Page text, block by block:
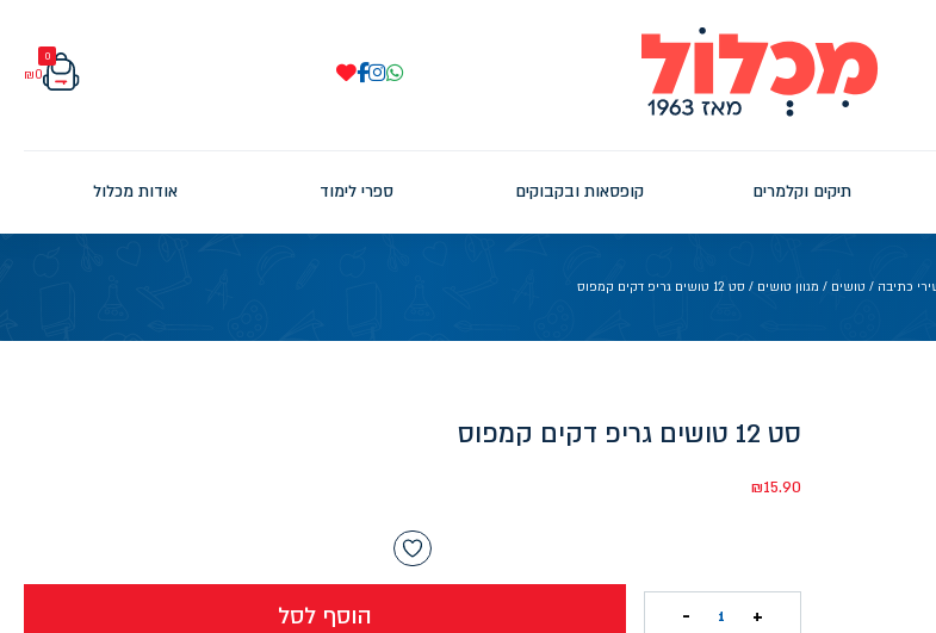
0
₪0
תיקים וקלמרים קופסאות ובקבוקים ספרי לימוד אודות מכלול
כתיבה / טושים / מגוון טושים / סט 12 טושים גריפ דקים קמפוס
סט 12 טושים גריפ דקים קמפוס
₪15.90
הוסף לסל +
1
-